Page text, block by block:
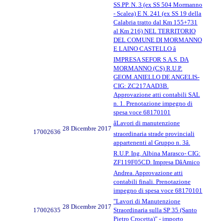
SS.PP. N. 3 (ex SS 504 Mormanno
- Scalea) E N. 241 (ex SS 19 della
Calabria tratto dal Km 155+731
al Km 216) NEL TERRITORIO
DEL COMUNE DI MORMANNO
E LAINO CASTELLO â
IMPRESA SEFOR S.A.S. DA
MORMANNO (CS) R.U.P.
GEOM.ANIELLO DE ANGELIS-
CIG: ZC217AAD3B.
Approvazione atti contabili SAL
n. 1. Prenotazione impegno di
spesa voce 68170101
17002636 28 Dicembre 2017
âLavori di manutenzione
straordinaria strade provinciali
appartenenti al Gruppo n. 3â.
R.U.P. Ing. Albina Marasco- CIG:
ZF119F05CD. Impresa DâAmico
Andrea. Approvazione atti
contabili finali. Prenotazione
impegno di spesa voce 68170101
17002635 28 Dicembre 2017
"Lavori di Manutenzione
Straordinaria sulla SP 35 (Santo
Pietro Crocetta)" - importo